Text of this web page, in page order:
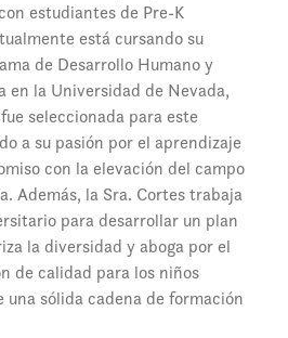
estudiantes de Pre-K
está cursando su
de Desarrollo Humano y
en la Universidad de Nevada,
seleccionada para este
a su pasión por el aprendizaje
con la elevación del campo
Además, la Sra. Cortes trabaja
para desarrollar un plan
la diversidad y aboga por el
de calidad para los niños
una sólida cadena de formación